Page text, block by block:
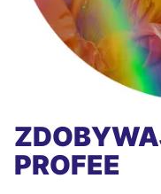
PROFEE